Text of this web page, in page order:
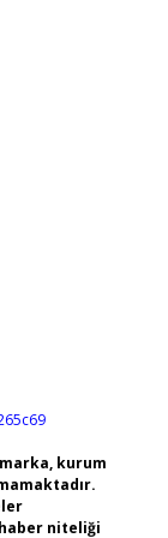
kurum
niteliği